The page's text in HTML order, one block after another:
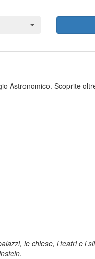
Astronomico. Scoprite
le chiese, i teatri e i